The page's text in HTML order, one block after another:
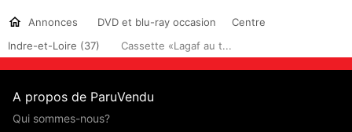
Annonces DVD et blu-ray occasion
Centre
Indre-et-Loire (37)
Cassette «Lagaf au t...
A propos de ParuVendu
Qui sommes-nous?